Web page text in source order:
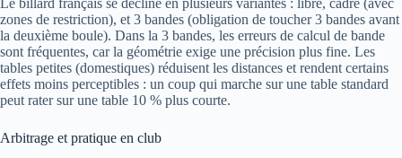
zones de restriction), et 3 bandes (obligation de toucher 3 bandes avant
la deuxième boule). Dans la 3 bandes, les erreurs de calcul de bande
sont fréquentes, car la géométrie exige une précision plus fine. Les
tables petites (domestiques) réduisent les distances et rendent certains
effets moins perceptibles : un coup qui marche sur une table standard
peut rater sur une table 10 % plus courte.
Arbitrage et pratique en club